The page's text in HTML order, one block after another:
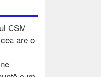
CSM
are o